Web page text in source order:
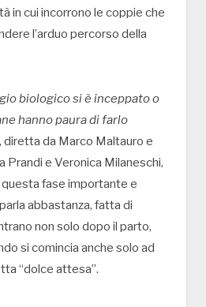
in cui incorrono le coppie che
l’arduo percorso della
biologico si è inceppato o
hanno paura di farlo
diretta da Marco Maltauro e
Prandi e Veronica Milaneschi,
fase importante e
abbastanza, fatta di
non solo dopo il parto,
si comincia anche solo ad
“dolce attesa”.